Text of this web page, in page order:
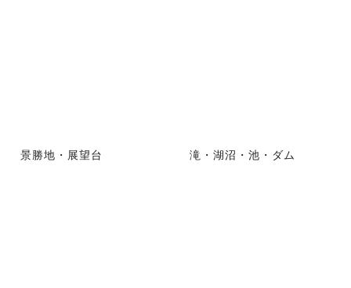
景勝地・展望台 滝・湖沼・池・ダム